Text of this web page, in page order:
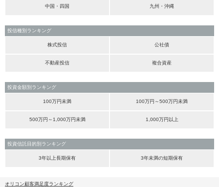
中国・四国 九州・沖縄
投信種別ランキング
株式投信 公社債
不動産投信 複合資産
投資金額別ランキング
100万円未満 100万円～500万円未満
500万円～1,000万円未満 1,000万円以上
投資信託目的別ランキング
3年以上長期保有 3年未満の短期保有
オリコン顧客満足度ランキング